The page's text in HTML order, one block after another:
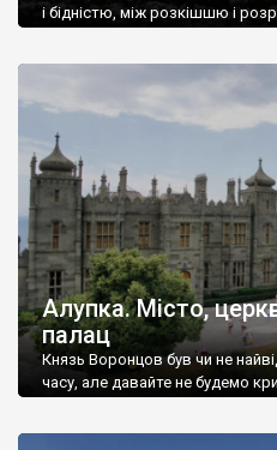
і бідністю, між розкішшю і
Алупка. Місто,
палац
Князь Воронцов був чи не
часу, але давайте не будемо